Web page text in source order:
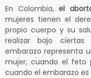
En Colombia, el
mujeres tienen el
propio cuerpo y su
realizar bajo ciertas
embarazo representa
mujer, cuando el feto
cuando el embarazo